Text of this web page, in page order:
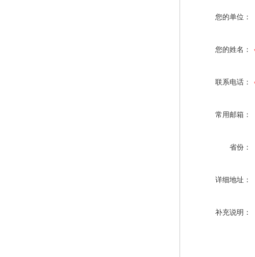
您的单位：
您的姓名：
联系电话：
常用邮箱：
省份：
详细地址：
补充说明：